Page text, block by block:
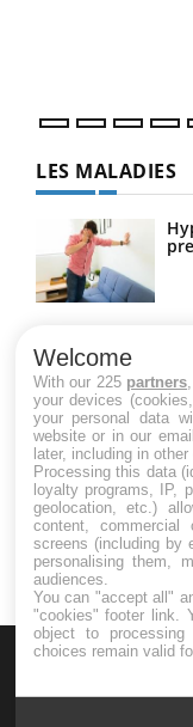
LES MALADIES
Welcome
With our 225 partners
your devices
your personal data
website or in our
later, including in other
Processing this data
loyalty programs, IP,
geolocation, etc.)
content,
screens (including by
personalising them,
audiences.
You can "accept all"
"cookies" footer link .
object to
choices remain valid